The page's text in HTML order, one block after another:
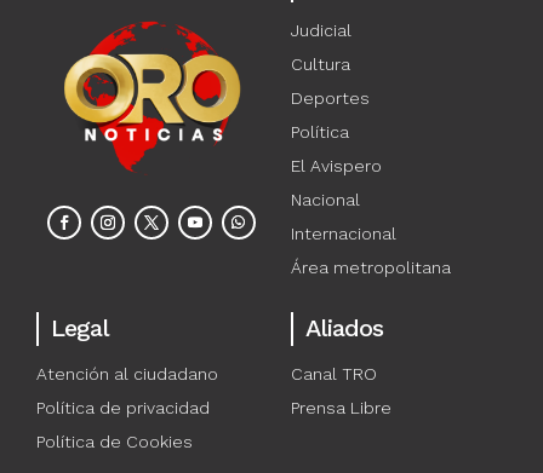
Judicial
Cultura
Deportes
Política
El Avispero
Nacional
Internacional
Área metropolitana
Legal
Atención al ciudadano
Política de privacidad
Política de Cookies
Aliados
Canal TRO
Prensa Libre